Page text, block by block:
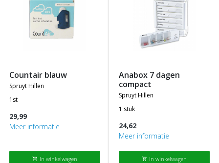
countair blauw
spruyt hillen
1st
29,99
Meer informatie
shopping_cart In winkelwagen
anabox 7 dagen
compact
spruyt hillen
1 stuk
24,62
Meer informatie
shopping_cart In winkelwagen